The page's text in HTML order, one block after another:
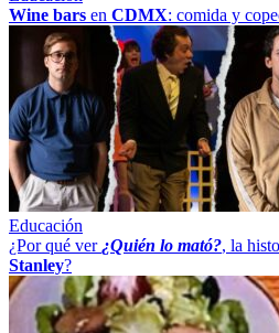
Wine bars en CDMX: comida y
Educación
¿Por qué ver ¿Quién lo mató?, la
Stanley?